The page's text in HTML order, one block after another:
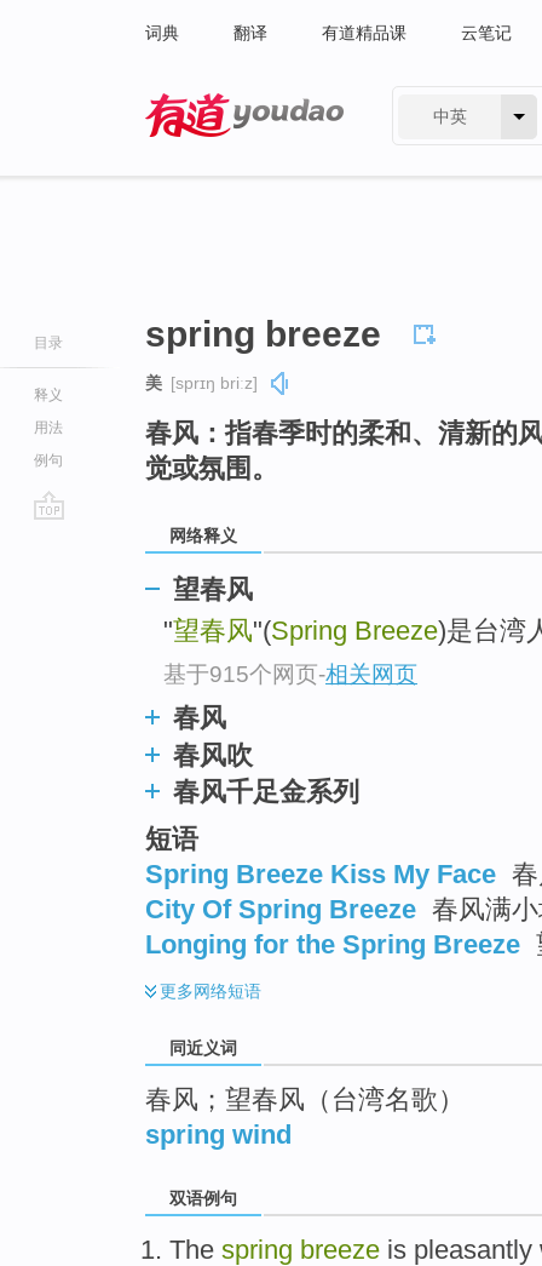
词典 翻译 有道精品课 云笔记
中英
目录
释义
用法
例句
spring breeze
美 [sprɪŋ briːz]
春风：指春季时的柔和、清新的
觉或氛围。
网络释义
望春风
"望春风"(Spring Breeze)是台湾
基于915个网页-相关网页
春风
春风吹
春风千足金系列
短语
Spring Breeze Kiss My Face
City Of Spring Breeze 春风满
Longing for the Spring Breeze
更多网络短语
同近义词
春风；望春风（台湾名歌）
spring wind
双语例句
The spring breeze is pleasantly